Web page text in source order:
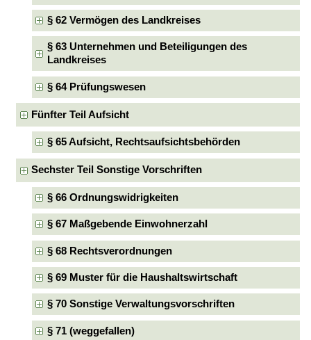
§ 62 Vermögen des Landkreises
§ 63 Unternehmen und Beteiligungen des
Landkreises
§ 64 Prüfungswesen
Fünfter Teil Aufsicht
§ 65 Aufsicht, Rechtsaufsichtsbehörden
Sechster Teil Sonstige Vorschriften
§ 66 Ordnungswidrigkeiten
§ 67 Maßgebende Einwohnerzahl
§ 68 Rechtsverordnungen
§ 69 Muster für die Haushaltswirtschaft
§ 70 Sonstige Verwaltungsvorschriften
§ 71 (weggefallen)